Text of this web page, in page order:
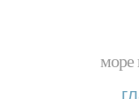
море